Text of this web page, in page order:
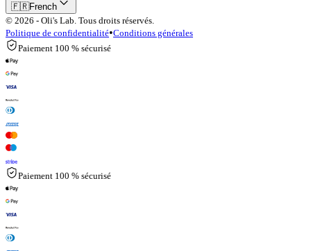
🇫🇷French
© 2026 - Oli's Lab. Tous droits réservés.
Politique de confidentialité•Conditions générales
Paiement 100 % sécurisé
Paiement 100 % sécurisé